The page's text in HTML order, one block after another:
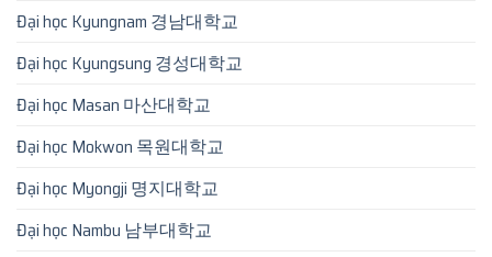
Đại học Kyungnam 경남대학교
Đại học Kyungsung 경성대학교
Đại học Masan 마산대학교
Đại học Mokwon 목원대학교
Đại học Myongji 명지대학교
Đại học Nambu 남부대학교